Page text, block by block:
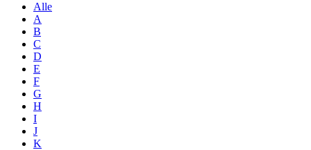
Alle
A
B
C
D
E
F
G
H
I
J
K